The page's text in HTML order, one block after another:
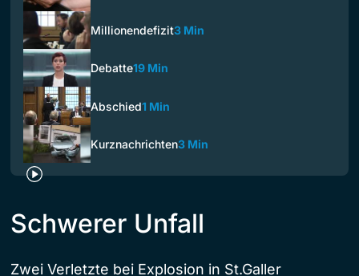
Millionendefizit3 Min
Debatte19 Min
Abschied1 Min
Kurznachrichten3 Min
Schwerer Unfall
Zwei Verletzte bei Explosion in St.Galler